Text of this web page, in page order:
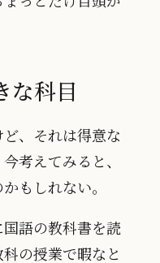
な科目
、それは得意な
考えてみると、
もしれない。
語の教科書を読
の授業で暇なと